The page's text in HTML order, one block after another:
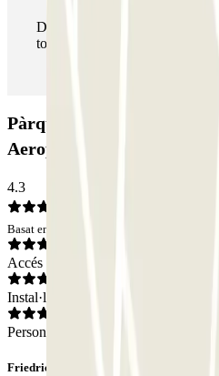
Durant la teva estada podràs
totes les vegades que vulguis.
Pàrquing Park P4
Aeroporto di Venezia:
4.3
Basat en 10 opinions
Accés
Instal·lacions
Personal
Friedrich